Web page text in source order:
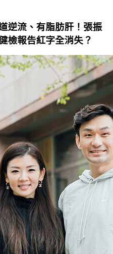
逆流、有脂肪肝！張振
檢報告紅字全消失？